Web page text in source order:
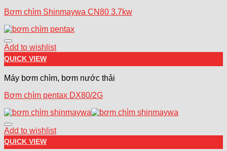
Bơm chìm Shinmaywa CN80 3.7kw
Add to wishlist
QUICK VIEW
Máy bơm chìm, bơm nước thải
Bơm chìm pentax DX80/2G
Add to wishlist
QUICK VIEW